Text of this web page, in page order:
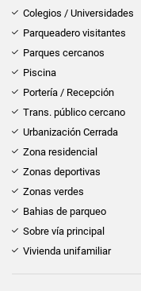
Colegios / Universidades
Parqueadero visitantes
Parques cercanos
Piscina
Portería / Recepción
Trans. público cercano
Urbanización Cerrada
Zona residencial
Zonas deportivas
Zonas verdes
Bahias de parqueo
Sobre vía principal
Vivienda unifamiliar